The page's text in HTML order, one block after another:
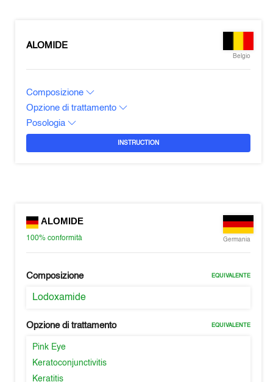
ALOMIDE
Belgio
Composizione
Opzione di trattamento
Posologia
INSTRUCTION
ALOMIDE
100%conformità Germania
Composizione EQUIVALENTE
Lodoxamide
Opzione di trattamento EQUIVALENTE
Pink Eye
Keratoconjunctivitis
Keratitis